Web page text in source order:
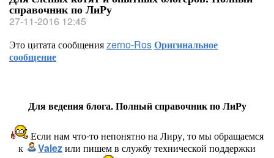
справочник по ЛиРу
27-11-2016 12:45
Это цитата сообщенияzerno-RosОригинальное
сообщение
Для ведения блога. Полный справочник по ЛиРу
Если нам что-то непонятно на Лиру, то мы обращаемся
к
Valezили пишем в службу технической поддержки